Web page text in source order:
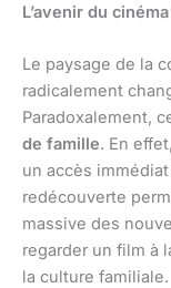
L’avenir du
Le paysage de la
radicalement
Paradoxalement,
de famille. En
un accès
redécouverte
massive des
regarder un film à
la culture familiale.